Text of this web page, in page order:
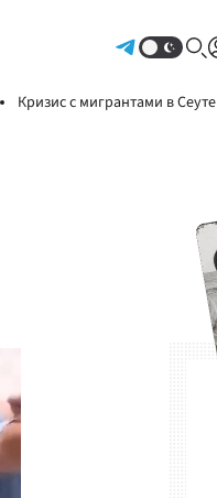
Кризис с мигрантами в Сеуте